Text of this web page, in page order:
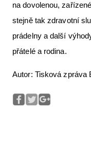
na dovolenou,
stejně tak zdravotní
prádelny a další
přátelé a rodina.
Autor: Tisková zpráva